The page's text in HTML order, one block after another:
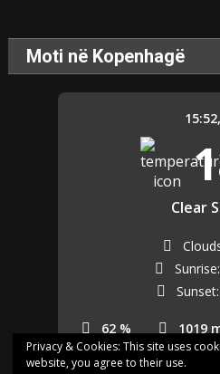
Moti në Kopenhagë
15:52,
Clear
62 % 1019
Sunrise:
Sunset:
Last updated: 15:52
Privacy & Cookies: This site uses
website, you agree to their use.